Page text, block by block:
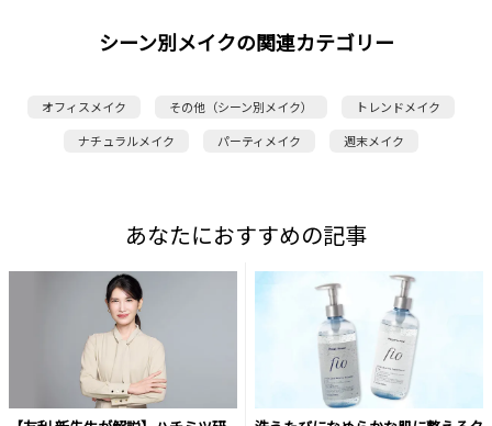
シーン別メイクの関連カテゴリー
オフィスメイク その他（シーン別メイク）
トレンドメイク
ナチュラルメイク
パーティメイク 週末メイク
あなたにおすすめの記事